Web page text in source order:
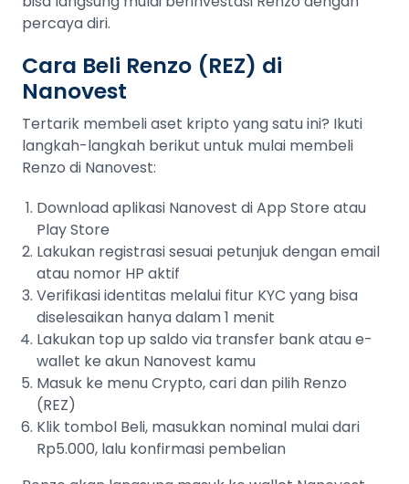
percaya diri.
Cara Beli Renzo (REZ) di
Nanovest
Tertarik membeli aset kripto yang satu ini? Ikuti
langkah-langkah berikut untuk mulai membeli
Renzo di Nanovest:
Download aplikasi Nanovest di App Store atau
Play Store
Lakukan registrasi sesuai petunjuk dengan email
atau nomor HP aktif
Verifikasi identitas melalui fitur KYC yang bisa
diselesaikan hanya dalam 1 menit
Lakukan top up saldo via transfer bank atau e-
wallet ke akun Nanovest kamu
Masuk ke menu Crypto, cari dan pilih Renzo
(REZ)
Klik tombol Beli, masukkan nominal mulai dari
Rp5.000, lalu konfirmasi pembelian